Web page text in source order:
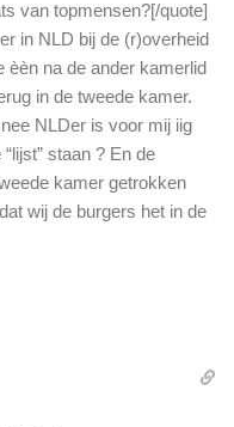
van topmensen?[/quote]
in NLD bij de (r)overheid
èèn na de ander kamerlid
in de tweede kamer.
NLDer is voor mij iig
staan ? En de
kamer getrokken
wij de burgers het in de